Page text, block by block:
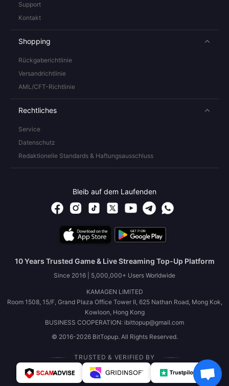
Support
Kontakt
Shopping
Rückgaberichtlinie
Versandrichtlinie
AML/CFT-Richtlinie
Rechtliches
Service
Datenschutz
Redaktionelle Standards & Haftungsausschluss
Bleib auf dem Laufenden
10 Years Trusted Game & Live Streaming Top-Up Platform
Since 2016 | 5,000,000+ Users Worldwide
KAMAGEN LIMITED
Room 1508, 15/F, Grand Plaza Office Tower II, 625 Nathan Road, Mong Kok,
Kowloon, Hong Kong
BUSINESS COOPERATION: ibittopup@gmail.com
© 2016-2026 BitTopup. All Rights Reserved.
TRUSTED & VERIFIED BY